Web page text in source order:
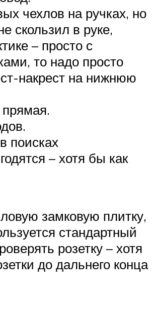
чехлов на ручках, но
скользил в руке,
– просто с
то надо просто
накрест на нижнюю
поисках
– хотя бы как
замковую плитку,
стандартный
розетку – хотя
до дальнего конца